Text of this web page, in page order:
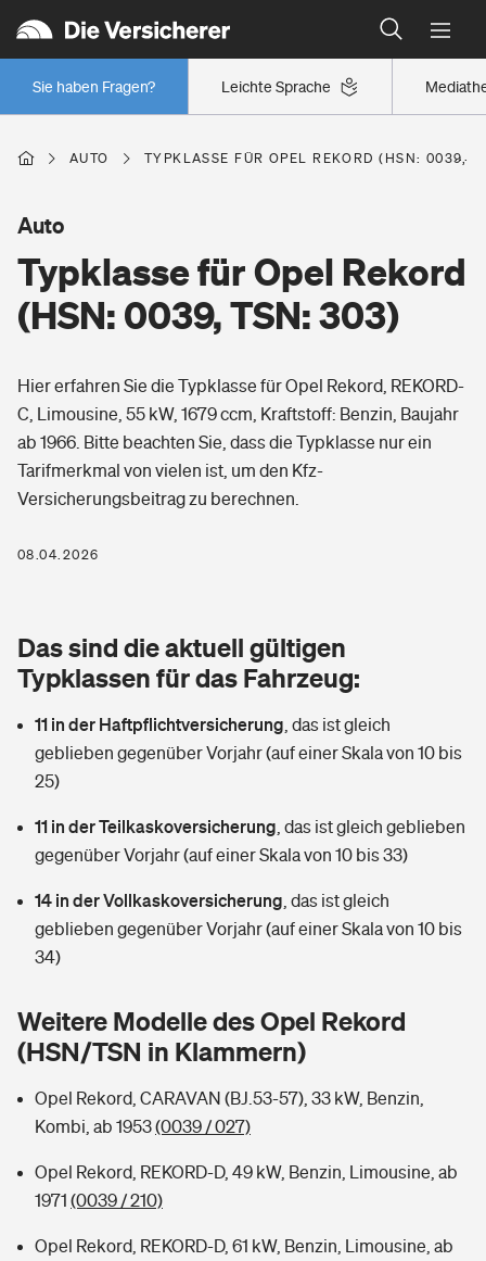
Leichte Sprache
Sie haben Fragen?
Wer versichert was: Jetzt Versicherer finden
Regionalklassen: So ist Ihre Region eingestuft
Wer versichert was: Jetzt Versicherer finden
Berufsunfähigkeitsversicherung
Erwerbsunfähigkeitsversicherung
Grundfähigkeitsversicherung
Arbeitsrechtsschutz
Berufshaftpflichtversicherung
Zur Übersicht
Tools
Wer versichert was: Jetzt Versicherer finden
Sie haben Fragen?
Wohnen
Glasversicherung
Mietkautionsversicherung
Restkreditversicherung
Tools
Hochwasser-Check: Wie gefährdet ist Ihr Haus?
Sie haben Fragen?
Freizeit
Pri­vate Haft­pflicht­
Kinderunfall­ver­si­che­rung
Kinderinvalidität
Hundehalter-Haftpflicht
Handyversicherung
Private Cyberversicherung
Zur Übersicht
Tools
Gesundheit
Private Krankenversicherung
Dread-Disease-Versicherung
Tierkrankenversicherung
Zur Übersicht
Tools
Wer versichert was: Jetzt Versicherer finden
Rentenrechner: Wie viel Geld bekomme ich im Alter?
AUTO TYPKLASSE FÜR OPEL REKORD (HSN: 0039,
Typklasse für Opel Rekord
(HSN: 0039, TSN: 303)
Auto
Hier erfahren Sie die Typklasse für Opel Rekord, REKORD-
C, Limousine, 55 kW, 1679 ccm, Kraftstoff: Benzin, Baujahr
ab 1966. Bitte beachten Sie, dass die Typklasse nur ein
Tarifmerkmal von vielen ist, um den Kfz-
Versicherungsbeitrag zu berechnen.
08.04.2026
Das sind die aktuell gültigen
Typklassen für das Fahrzeug:
11 in der Haftpflichtversicherung das ist gleich
geblieben gegenüber Vorjahr (auf einer Skala von 10 bis
25)
11 in der Teilkaskoversicherung das ist gleich geblieben
gegenüber Vorjahr (auf einer Skala von 10 bis 33)
14 in der Vollkaskoversicherung das ist gleich
geblieben gegenüber Vorjahr (auf einer Skala von 10 bis
34)
Weitere Modelle des Opel Rekord
(HSN/TSN in Klammern)
Opel Rekord, CARAVAN (BJ.53-57), 33 kW, Benzin,
Kombi, ab 1953(0039 / 027)
Opel Rekord, REKORD-D, 49 kW, Benzin, Limousine, ab
1971 (0039 / 210)
Opel Rekord, REKORD-D, 61 kW, Benzin, Limousine, ab